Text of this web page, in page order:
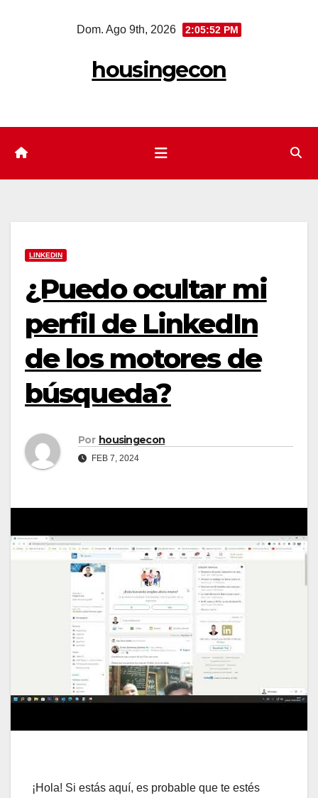
Dom. Ago 9th, 2026 2:05:54 PM
housingecon
LINKEDIN
¿Puedo ocultar mi
perfil de LinkedIn
de los motores de
búsqueda?
Por housingecon
FEB 7, 2024
¡Hola! Si estás aquí, es probable que te estés